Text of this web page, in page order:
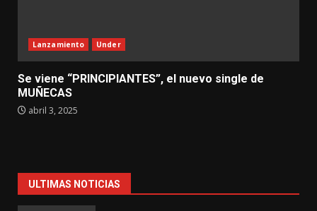
Lanzamiento Under
Se viene “PRINCIPIANTES”, el nuevo single de
MUÑECAS
abril 3, 2025
ULTIMAS NOTICIAS